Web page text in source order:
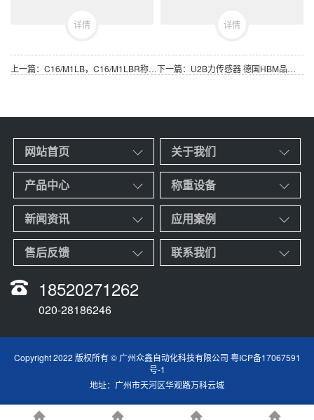
详情 详情
上一篇：C16/M1LB，C16/M1LBR称重模块 德国HBM品牌 量程可选20T至200T 下一篇：U2B力传感器 德国HBM品牌 量程可选500N至200KN
网站首页 关于我们
产品中心 称重设备
新闻资讯 应用案例
售后反馈 联系我们
18520271262
020-28186246
Copyright 2022 版权所有 © 广州众鑫自动化科技有限公司 粤ICP备17067591
号-1
地址：广州市天河区华观路万科云城